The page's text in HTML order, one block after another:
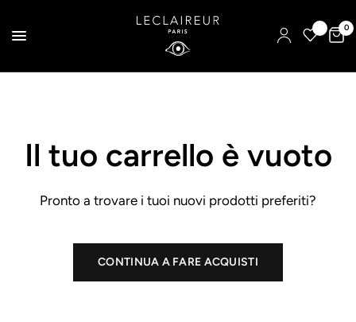
0
Il tuo carrello è vuoto
Pronto a trovare i tuoi nuovi prodotti preferiti?
CONTINUA A FARE ACQUISTI